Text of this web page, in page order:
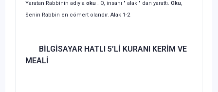
Yaratan Rabbinin adıyla oku . O, insanı " alak " dan yarattı. Oku,
Senin Rabbin en cömert olandır. Alak 1-2
BİLGİSAYAR HATLI 5’Lİ KURANI KERİM VE
MEALİ